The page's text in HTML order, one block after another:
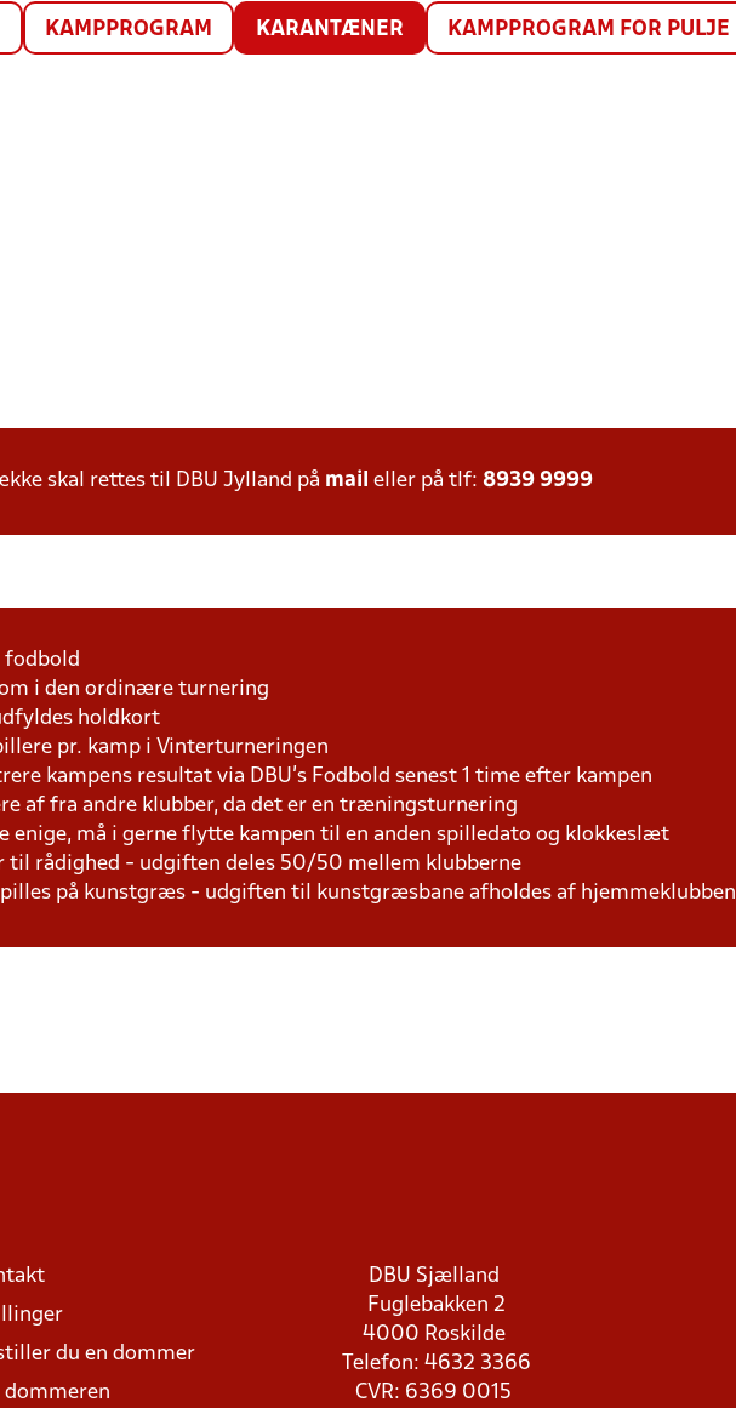
KAMPPROGRAM KARANTÆNER KAMPPROGRAM FOR PULJE
skal rettes til DBU Jylland på mail eller på tlf: 8939 9999
fodbold
i den ordinære turnering
holdkort
pr. kamp i Vinterturneringen
kampens resultat via DBU's Fodbold senest 1 time efter kampen
af fra andre klubber, da det er en træningsturnering
enige, må i gerne flytte kampen til en anden spilledato og klokkeslæt
til rådighed - udgiften deles 50/50 mellem klubberne
på kunstgræs - udgiften til kunstgræsbane afholdes af hjemmeklubben
du en dommer
dommeren
DBU Sjælland
Fuglebakken 2
4000 Roskilde
Telefon: 4632 3366
CVR: 6369 0015